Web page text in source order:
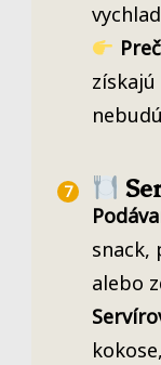
snack,
alebo